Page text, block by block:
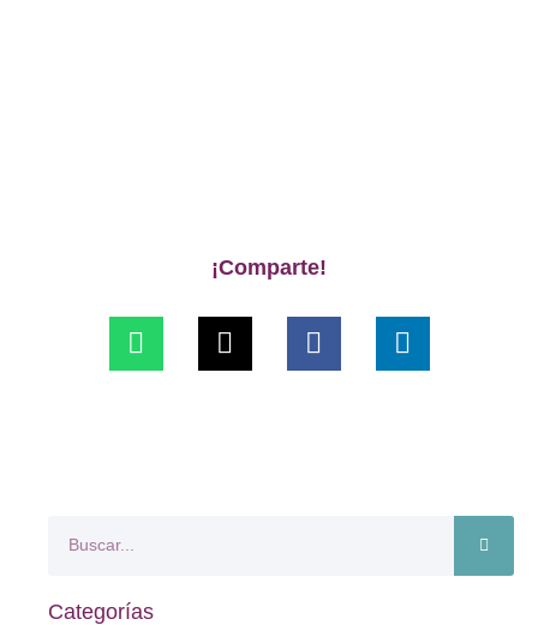
¡Comparte!
Categorías